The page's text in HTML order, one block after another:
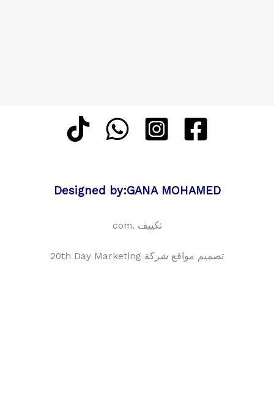
Designed by:GANA MOHAMED
تكييف .com
تصميم مواقع شركة 20th Day Marketing